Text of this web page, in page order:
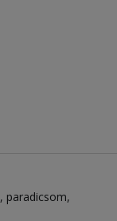
paradicsom